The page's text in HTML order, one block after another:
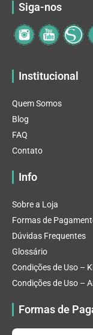
Siga-nos
Institucional
Quem Somos
Blog
FAQ
Contato
Info
Sobre a Loja
Formas de
Dúvidas Frequentes
Glossário
Condições de Uso –
Condições de Uso –
Formas de